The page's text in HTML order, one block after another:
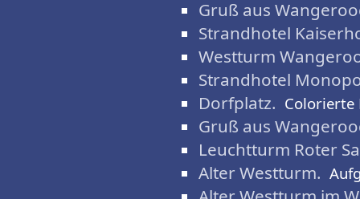
Gruß aus
Strandhotel
Westturm
Strandhotel
Dorfplatz. Colorierte
Gruß aus
Leuchtturm Roter
Alter Westturm.